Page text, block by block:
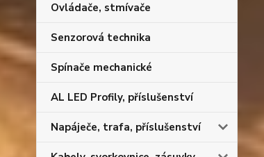
Ovládače, stmívače
Senzorová technika
Spínače mechanické
AL LED Profily, příslušenství
Napáječe, trafa, příslušenství